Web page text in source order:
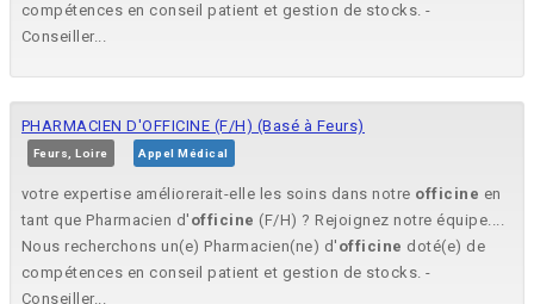
compétences en conseil patient et gestion de stocks. -
Conseiller...
PHARMACIEN D'OFFICINE (F/H) (Basé à Feurs)
Feurs, Loire Appel Médical
votre expertise améliorerait-elle les soins dans notre officine en
tant que Pharmacien d' officine (F/H) ? Rejoignez notre équipe....
Nous recherchons un(e) Pharmacien(ne) d' officine doté(e) de
compétences en conseil patient et gestion de stocks. -
Conseiller...